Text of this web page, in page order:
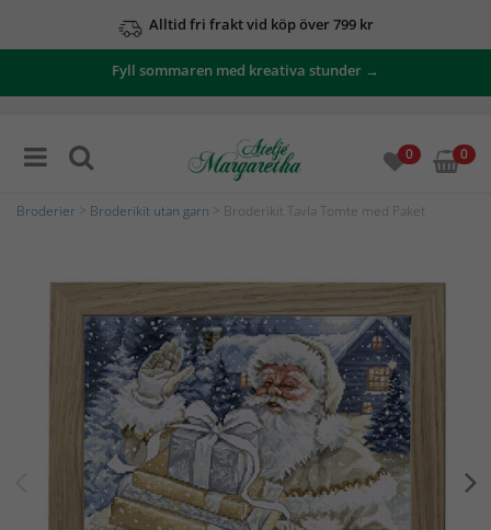
Alltid fri frakt vid köp över 799 kr
Fyll sommaren med kreativa stunder →
0 0
Broderier Broderikit utan garn > Broderikit Tavla Tomte med Paket